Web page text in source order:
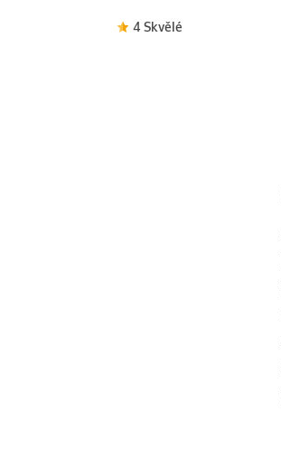
4 Skvělé